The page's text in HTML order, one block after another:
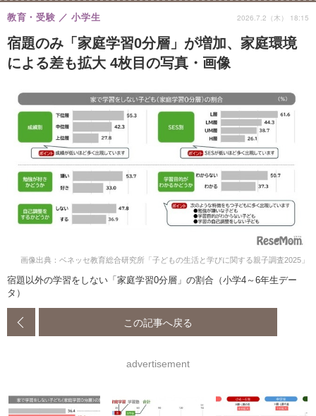
宿題のみ「家庭学習0分層」が増加、家庭環境
による差も拡大 4枚目の写真・画像
教育・受験 小学生 2026.7.2（木） 18:15
画像出典：ベネッセ教育総合研究所「子どもの生活と学びに関する親子調査2025」
宿題以外の学習をしない「家庭学習0分層」の割合（小学4～6年生デー
タ）
この記事へ戻る
advertisement